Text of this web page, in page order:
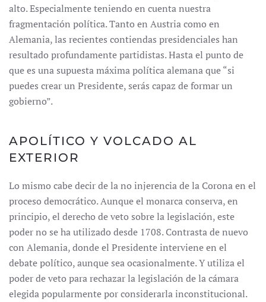
alto. Especialmente teniendo en cuenta nuestra
fragmentación política. Tanto en Austria como en
Alemania, las recientes contiendas presidenciales han
resultado profundamente partidistas. Hasta el punto de
que es una supuesta máxima política alemana que “si
puedes crear un Presidente, serás capaz de formar un
gobierno”.
APOLÍTICO Y VOLCADO AL
EXTERIOR
Lo mismo cabe decir de la no injerencia de la Corona en el
proceso democrático. Aunque el monarca conserva, en
principio, el derecho de veto sobre la legislación, este
poder no se ha utilizado desde 1708. Contrasta de nuevo
con Alemania, donde el Presidente interviene en el
debate político, aunque sea ocasionalmente. Y utiliza el
poder de veto para rechazar la legislación de la cámara
elegida popularmente por considerarla inconstitucional.